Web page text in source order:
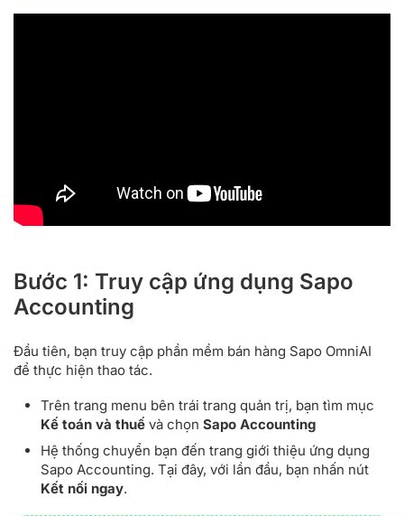
Bước 1: Truy cập ứng dụng Sapo
Accounting
Đầu tiên, bạn truy cập phần mềm bán hàng Sapo OmniAI
để thực hiện thao tác.
Trên trang menu bên trái trang quản trị, bạn tìm mục
Kế toán và thuế và chọn Sapo Accounting
Hệ thống chuyển bạn đến trang giới thiệu ứng dụng
Sapo Accounting. Tại đây, với lần đầu, bạn nhấn nút
Kết nối ngay.